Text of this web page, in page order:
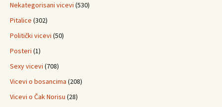
Nekategorisani vicevi (530)
Pitalice (302)
Politički vicevi (50)
Posteri (1)
Sexy vicevi (708)
Vicevi o bosancima (208)
Vicevi o Čak Norisu (28)